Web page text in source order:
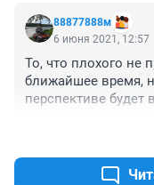
88877888м
6 июня 2021, 12:57
То, что плохого не
ближайшее время,
перспективе будет